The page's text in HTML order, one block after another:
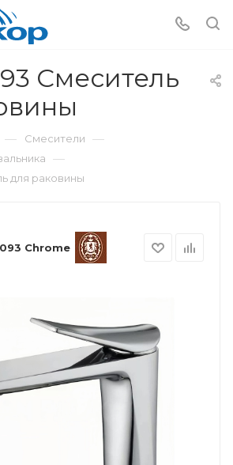
Смеситель
— Смесители —
—
для раковины
Chrome